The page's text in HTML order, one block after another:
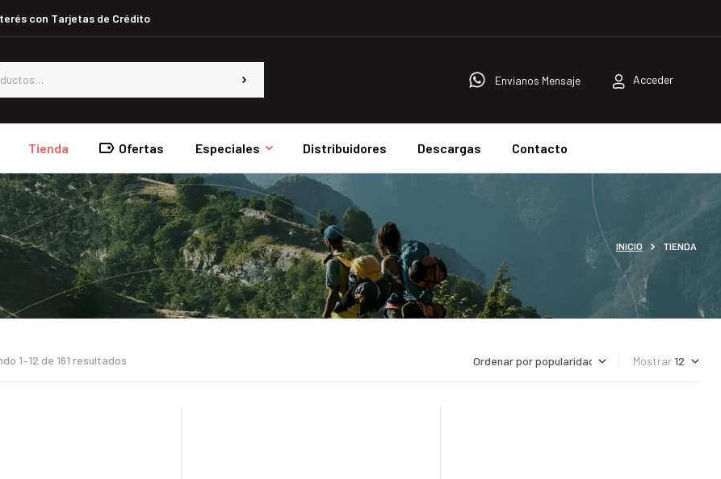
con Tarjetas de Crédito
Envianos Mensaje Acceder
Tienda Ofertas Especiales Distribuidores Descargas Contacto
INICIO TIENDA
1–12 de 161 resultados Mostrar